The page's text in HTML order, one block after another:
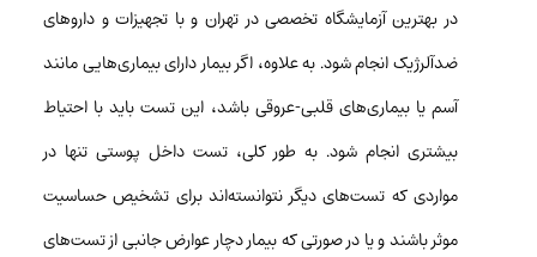
در بهترین آزمایشگاه تخصصی در تهران و با تجهیزات و داروهای
ضدآلرژیک انجام شود. به علاوه، اگر بیمار دارای بیماری‌هایی مانند
آسم یا بیماری‌های قلبی-عروقی باشد، این تست باید با احتیاط
بیشتری انجام شود. به طور کلی، تست داخل پوستی تنها در
مواردی که تست‌های دیگر نتوانسته‌اند برای تشخیص حساسیت
موثر باشند و یا در صورتی که بیمار دچار عوارض جانبی از تست‌های